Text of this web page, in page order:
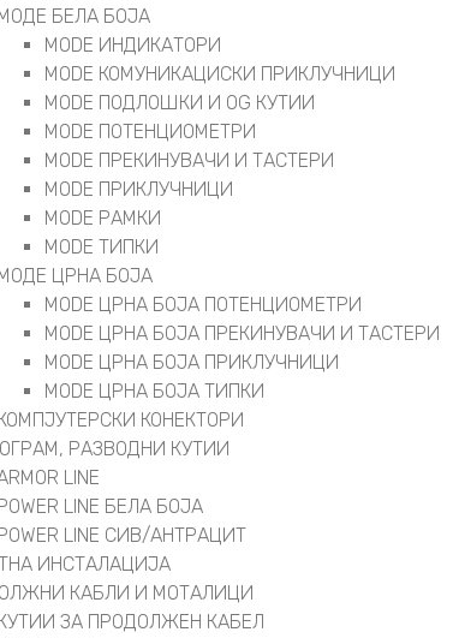
БЕЛА БОЈА
MODE ИНДИКАТОРИ
MODE КОМУНИКАЦИСКИ ПРИКЛУЧНИЦИ
MODE ПОДЛОШКИ И OG КУТИИ
MODE ПОТЕНЦИОМЕТРИ
MODE ПРEКИНУВАЧИ И ТАСТЕРИ
MODE ПРИКЛУЧНИЦИ
MODE РАМКИ
MODE ТИПКИ
ЦРНА БОЈА
MODE ЦРНА БОЈА ПОТЕНЦИОМЕТРИ
MODE ЦРНА БОЈА ПРЕКИНУВАЧИ И ТАСТЕРИ
MODE ЦРНА БОЈА ПРИКЛУЧНИЦИ
MODE ЦРНА БОЈА ТИПКИ
КОНЕКТОРИ
РАЗВОДНИ КУТИИ
LINE
LINE БЕЛА БОЈА
LINE СИВ/АНТРАЦИТ
ИНСТАЛАЦИЈА
КАБЛИ И МОТАЛИЦИ
ЗА ПРОДОЛЖЕН КАБЕЛ